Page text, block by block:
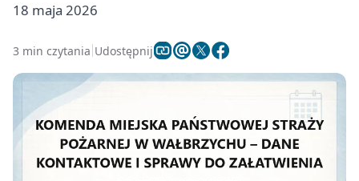
18 maja 2026
3 min czytania Udostępnij